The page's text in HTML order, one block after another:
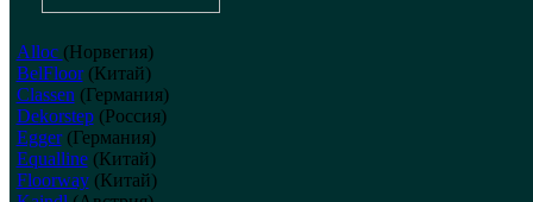
Alloc (Норвегия)
BelFloor(Китай)
Classen(Германия)
Dekorstep(Россия)
Egger(Германия)
Equalline(Китай)
Floorway(Китай)